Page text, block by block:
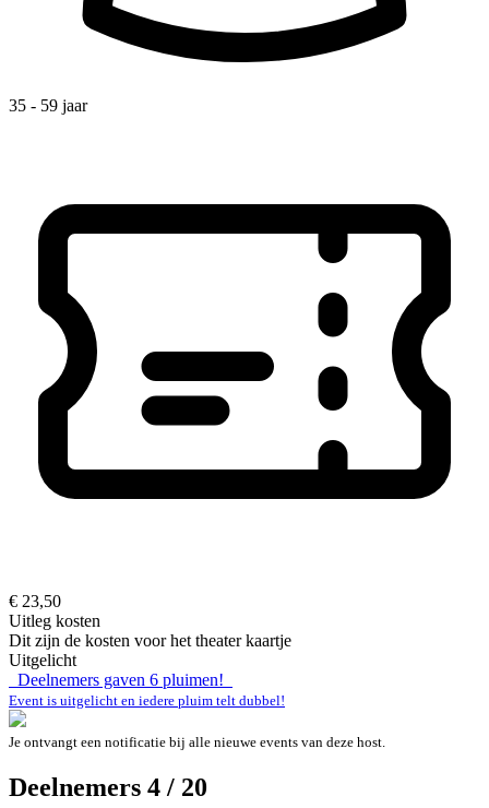
35 - 59 jaar
€ 23,50
Uitleg kosten
Dit zijn de kosten voor het theater kaartje
Uitgelicht
Deelnemers gaven 6 pluimen!
Event is uitgelicht en iedere pluim telt dubbel!
Je ontvangt een notificatie bij alle nieuwe events van deze host.
Deelnemers 4 / 20